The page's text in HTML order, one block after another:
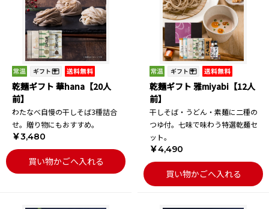
乾麺ギフト 華hana【20人
前】
わたなべ自慢の干しそば3種詰合
せ。贈り物にもおすすめ。
￥3,480
買い物かごへ入れる
乾麺ギフト 雅miyabi【12人
前】
干しそば・うどん・素麺に二種の
つゆ付。七味で味わう特選乾麺セ
ット。
￥4,490
買い物かごへ入れる